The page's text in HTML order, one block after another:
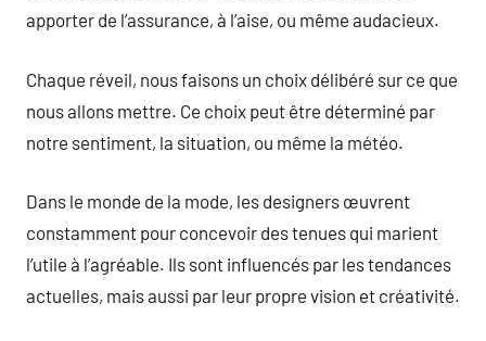
apporter de l’assurance, à l’aise, ou même audacieux.
Chaque réveil, nous faisons un choix délibéré sur ce que
nous allons mettre. Ce choix peut être déterminé par
notre sentiment, la situation, ou même la météo.
Dans le monde de la mode, les designers œuvrent
constamment pour concevoir des tenues qui marient
l’utile à l’agréable. Ils sont influencés par les tendances
actuelles, mais aussi par leur propre vision et créativité.